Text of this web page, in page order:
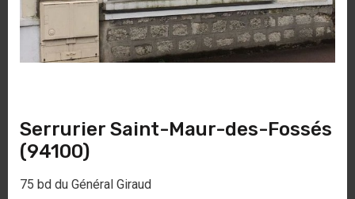
Serrurier Saint-Maur-des-Fossés
(94100)
75 bd du Général Giraud